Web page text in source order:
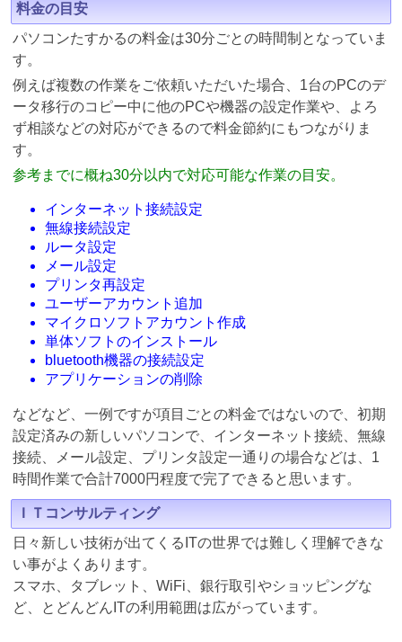
料金の目安
パソコンたすかるの料金は30分ごとの時間制となっていま
す。
例えば複数の作業をご依頼いただいた場合、1台のPCのデ
ータ移行のコピー中に他のPCや機器の設定作業や、よろ
ず相談などの対応ができるので料金節約にもつながりま
す。
参考までに概ね30分以内で対応可能な作業の目安。
インターネット接続設定
無線接続設定
ルータ設定
メール設定
プリンタ再設定
ユーザーアカウント追加
マイクロソフトアカウント作成
単体ソフトのインストール
bluetooth機器の接続設定
アプリケーションの削除
などなど、一例ですが項目ごとの料金ではないので、初期
設定済みの新しいパソコンで、インターネット接続、無線
接続、メール設定、プリンタ設定一通りの場合などは、1
時間作業で合計7000円程度で完了できると思います。
ＩＴコンサルティング
日々新しい技術が出てくるITの世界では難しく理解できな
い事がよくあります。
スマホ、タブレット、WiFi、銀行取引やショッピングな
ど、とどんどんITの利用範囲は広がっています。